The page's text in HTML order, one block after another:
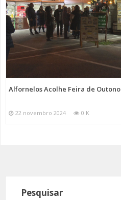
Alfornelos Acolhe Feira de Outono
22 novembro 2024 0 K
Pesquisar